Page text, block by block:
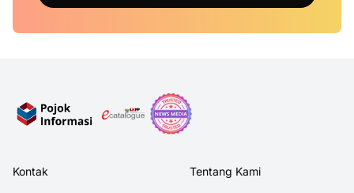
Kontak Tentang Kami